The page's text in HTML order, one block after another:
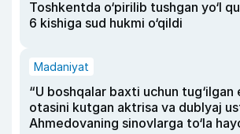
Toshkentda o‘pirilib tushgan yo‘l
6 kishiga sud hukmi o‘qildi
Madaniyat
“U boshqalar baxti uchun tug‘ilgan
otasini kutgan aktrisa va dublyaj
Ahmedovaning sinovlarga to‘la